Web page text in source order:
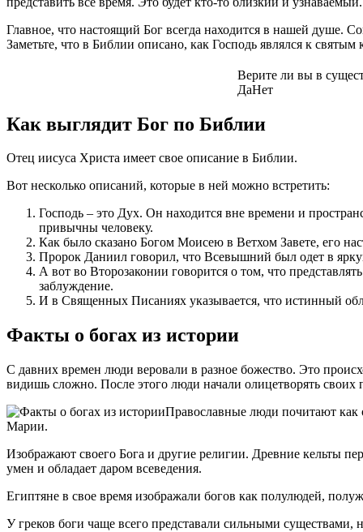
Главное, что настоящий Бог всегда находится в нашей душе.
Заметьте, что в Библии описано, как Господь являлся к святым
Верите ли вы в
ДаНет
Как выглядит Бог по Библии
Отец иисуса Христа имеет свое описание в Библии.
Вот несколько описаний, которые в ней можно встретить:
Господь – это Дух. Он находится вне времени и
привычны человеку.
Как было сказано Богом Моисею в Ветхом Завете, его
Пророк Даниил говорил, что Всевышний был одет в
А вот во Второзаконии говорится о том, что
заблуждение.
И в Священных Писаниях указывается, что истинный
Факты о богах из истории
С давних времен люди веровали в разное божество. Это
видишь сложно. После этого люди начали олицетворять
Православные люди почитают как
Марии.
Изображают своего Бога и другие религии. Древние кельты
умен и обладает даром всеведения.
Египтяне в свое время изображали богов как полулюдей,
У греков боги чаще всего представали сильными